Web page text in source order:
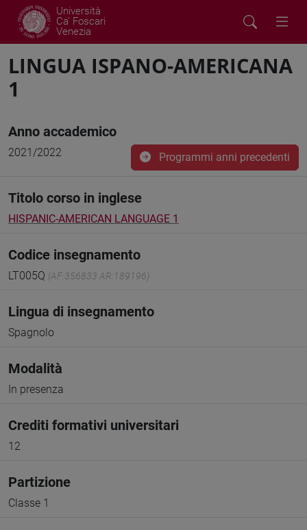
Università
Ca' Foscari
Venezia
LINGUA ISPANO-AMERICANA
1
Anno accademico
2021/2022 Programmi anni precedenti
Titolo corso in inglese
HISPANIC-AMERICAN LANGUAGE 1
Codice insegnamento
LT005Q (AF:356833 AR:189196)
Lingua di insegnamento
Spagnolo
Modalità
In presenza
Crediti formativi universitari
12
Partizione
Classe 1